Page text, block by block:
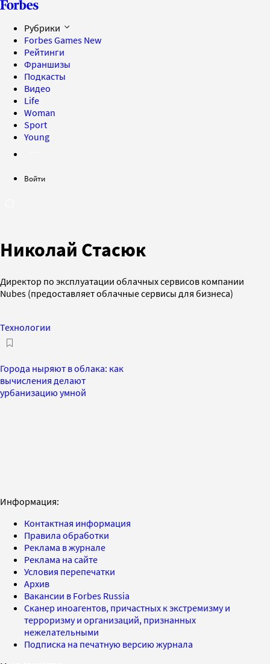
Рубрики
Forbes Games New
Рейтинги
Франшизы
Подкасты
Видео
Life
Woman
Sport
Young
Войти
Николай Стасюк
Директор по эксплуатации облачных сервисов компании
Nubes (предоставляет облачные сервисы для бизнеса)
Технологии
Города ныряют в облака: как
вычисления делают
урбанизацию умной
Информация:
Контактная информация
Правила обработки
Реклама в журнале
Реклама на сайте
Условия перепечатки
Архив
Вакансии в Forbes Russia
Сканер иноагентов, причастных к экстремизму и
терроризму и организаций, признанных
нежелательными
Подписка на печатную версию журнала